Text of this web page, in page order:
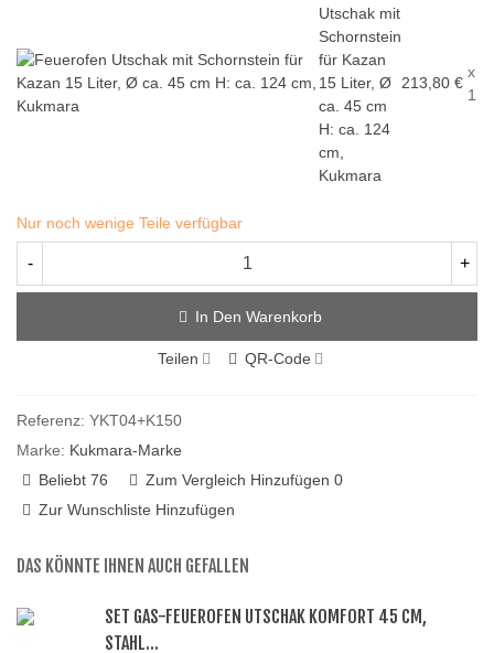
Utschak mit
Schornstein
für Kazan
15 Liter, Ø
ca. 45 cm
H: ca. 124
cm,
Kukmara
213,80 €
x
1
Nur noch wenige Teile verfügbar
- +
In Den Warenkorb
Teilen QR-Code
Referenz: YKT04+K150
Marke: Kukmara-Marke
Beliebt 76 Zum Vergleich Hinzufügen 0
Zur Wunschliste Hinzufügen
DAS KÖNNTE IHNEN AUCH GEFALLEN
SET GAS-FEUEROFEN UTSCHAK KOMFORT 45 CM,
STAHL...